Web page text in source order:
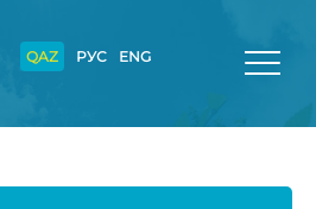
QAZ РУС ENG